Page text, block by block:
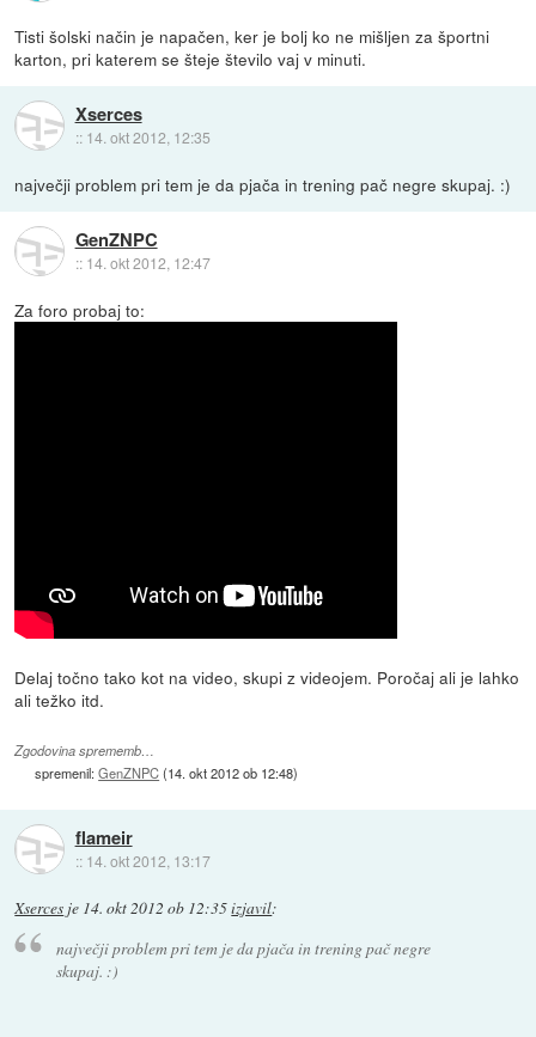
Tisti šolski način je napačen, ker je bolj ko ne mišljen za športni
karton, pri katerem se šteje število vaj v minuti.
Xserces
:: 14. okt 2012, 12:35
največji problem pri tem je da pjača in trening pač negre skupaj. :)
GenZNPC
:: 14. okt 2012, 12:47
Za foro probaj to:
Delaj točno tako kot na video, skupi z videojem. Poročaj ali je lahko
ali težko itd.
Zgodovina sprememb…
spremenil:GenZNPC(14. okt 2012 ob 12:48)
flameir
:: 14. okt 2012, 13:17
Xserces je 14. okt 2012 ob 12:35izjavil:
največji problem pri tem je da pjača in trening pač negre
skupaj. :)